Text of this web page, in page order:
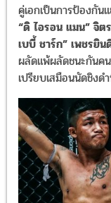
คู่เอกเป็นการป้องกั
“ดิ ไอรอน แมน” จิต
เบบี้ ชาร์ก” เพชรยิน
ผลัดแพ้ผลัดชนะกันค
เปรียบเสมือนนัดชิงด